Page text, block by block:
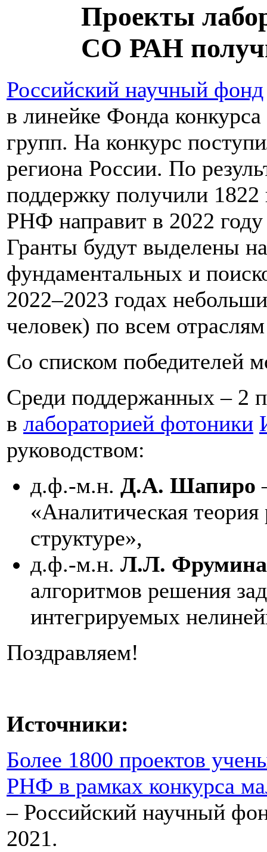
Проекты
СО РАН
Российский научный фонд
в линейке Фонда
групп. На конкурс
региона России. По
поддержку получили
РНФ направит в 2022
Гранты будут выделены
фундаментальных и
2022–2023 годах
человек) по всем
Со списком победителей
Среди поддержанных – 2
в лабораторией фотоники
руководством:
д.ф.-м.н. Д.А. Шапиро
«Аналитическая теория
структуре»,
д.ф.-м.н. Л.Л. Фрумина
алгоритмов решения
интегрируемых
Поздравляем!
Источники:
Более 1800 проектов
РНФ в рамках конкурса
– Российский научный
2021.